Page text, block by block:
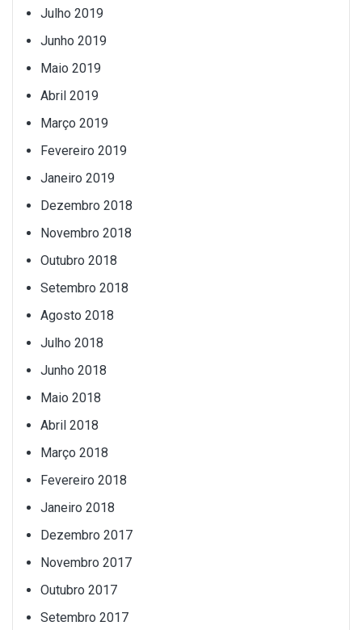
Julho 2019
Junho 2019
Maio 2019
Abril 2019
Março 2019
Fevereiro 2019
Janeiro 2019
Dezembro 2018
Novembro 2018
Outubro 2018
Setembro 2018
Agosto 2018
Julho 2018
Junho 2018
Maio 2018
Abril 2018
Março 2018
Fevereiro 2018
Janeiro 2018
Dezembro 2017
Novembro 2017
Outubro 2017
Setembro 2017